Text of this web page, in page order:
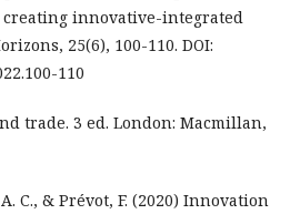
creating innovative-integrated
25(6), 100-110. DOI:
110
trade. 3 ed. London: Macmillan,
C., & Prévot, F. (2020) Innovation